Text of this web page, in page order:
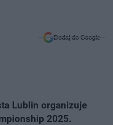
Dodaj do Google
Lublin organizuje
2025.